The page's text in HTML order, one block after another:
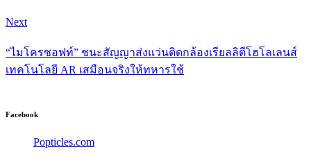
Next
“ไมโครซอฟท์” ชนะสัญญาส่งแว่นติดกล้องเรียลลิตีโฮโลเลนส์
เทคโนโลยี AR เสมือนจริงให้ทหารใช้
Facebook
Popticles.com